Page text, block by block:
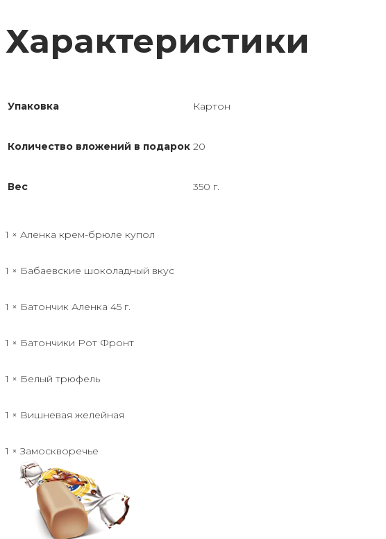
Характеристики
Упаковка Картон
Количество вложений в подарок 20
Вес 350 г.
1 × Аленка крем-брюле купол
1 × Бабаевские шоколадный вкус
1 × Батончик Аленка 45 г.
1 × Батончики Рот Фронт
1 × Белый трюфель
1 × Вишневая желейная
1 × Замоскворечье